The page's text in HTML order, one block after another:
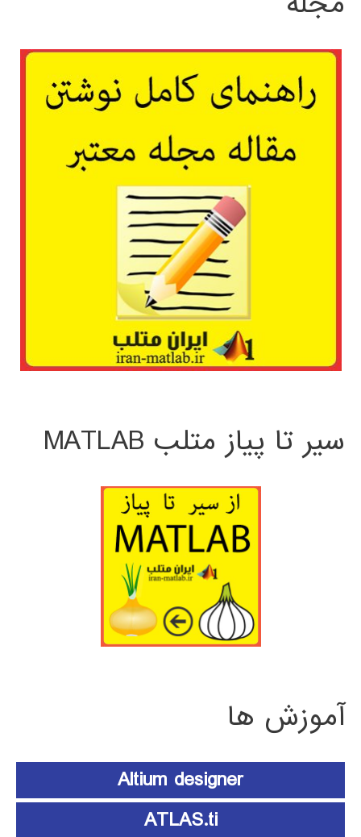
سیر تا پیاز متلب MATLAB
آموزش ها
Altium designer
ATLAS.ti